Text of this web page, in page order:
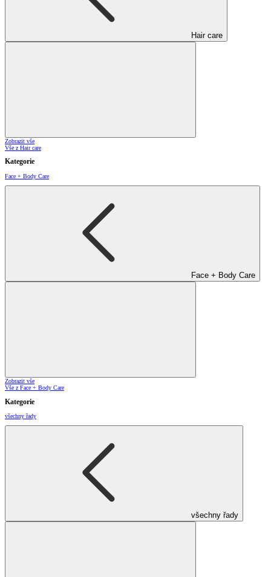
Hair care
Zobrazit vše
Vše z Hair care
Kategorie
Face + Body Care
Face + Body Care
Zobrazit vše
Vše z Face + Body Care
Kategorie
všechny řady
všechny řady